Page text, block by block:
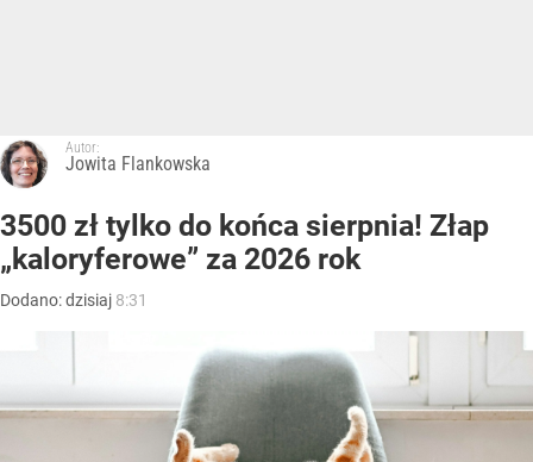
Autor:
Jowita Flankowska
3500 zł tylko do końca sierpnia! Złap
„kaloryferowe” za 2026 rok
Dodano:dzisiaj 8:31